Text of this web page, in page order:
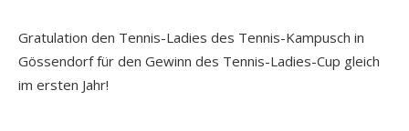
Gratulation den Tennis-Ladies des Tennis-Kampusch in
Gössendorf für den Gewinn des Tennis-Ladies-Cup gleich
im ersten Jahr!